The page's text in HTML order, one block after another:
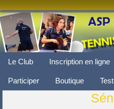
Le Club Inscription en ligne
Participer Boutique